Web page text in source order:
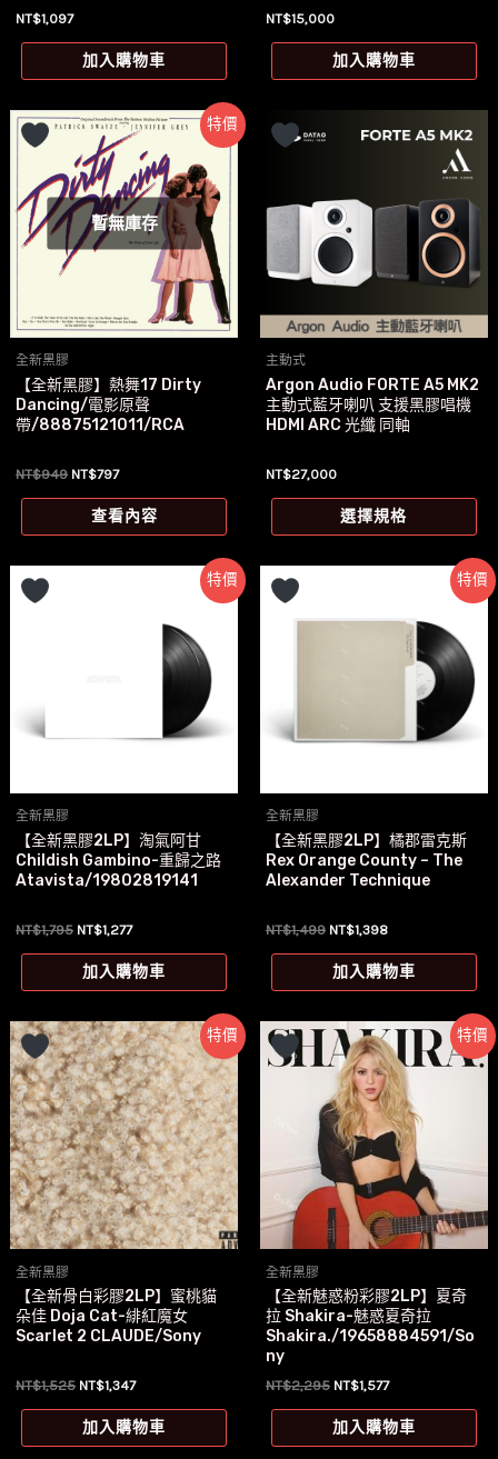
NT$1,097
加入購物車
NT$15,000
加入購物車
特價
暫無庫存
全新黑膠
【全新黑膠】熱舞17 Dirty
Dancing/電影原聲
帶/88875121011/RCA
NT$949 原
格：
NT$797目
價
格：
查看內容
主動式
Argon Audio FORTE A5 MK2
主動式藍牙喇叭 支援黑膠唱機
HDMI ARC 光纖 同軸
NT$27,000
選擇規格
此
產
品
有
款
式
產
項
特價
全新黑膠
【全新黑膠2LP】淘氣阿甘
Childish Gambino-重歸之路
Atavista/19802819141
NT$1,795 原
價
格：
NT$1,277目
價
格：
加入購物車
特價
全新黑膠
【全新黑膠2LP】橘郡雷克斯
Rex Orange County – The
Alexander Technique
NT$1,499 原
價
格：
NT$1,398目
價
格：
加入購物車
特價
全新黑膠
【全新骨白彩膠2LP】蜜桃貓
朵佳 Doja Cat-緋紅魔女
Scarlet 2 CLAUDE/Sony
NT$1,525 原
價
格：
NT$1,347目
價
格：
加入購物車
特價
全新黑膠
【全新魅惑粉彩膠2LP】夏奇
拉 Shakira-魅惑夏奇拉
Shakira./19658884591/So
ny
NT$2,295 原
價
格：
NT$1,577目
價
格：
加入購物車